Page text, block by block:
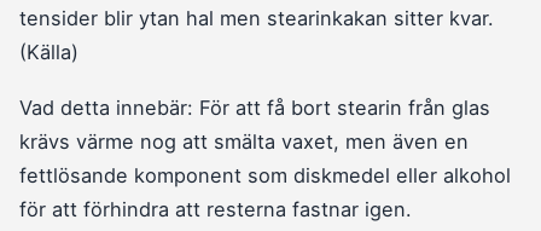
tensider blir ytan hal men stearinkakan sitter kvar.
(Källa)
Vad detta innebär: För att få bort stearin från glas
krävs värme nog att smälta vaxet, men även en
fettlösande komponent som diskmedel eller alkohol
för att förhindra att resterna fastnar igen.